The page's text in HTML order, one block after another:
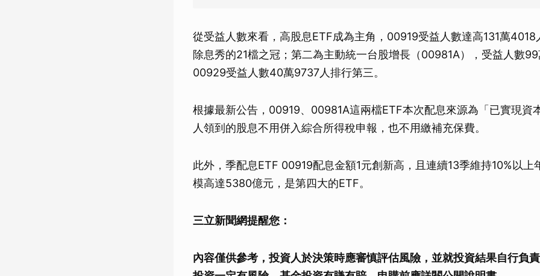
從受益人數來看，高股息ETF成為主角，00919受益人數達高131萬4018
除息秀的21檔之冠；第二為主動統一台股增長（00981A），受益人數
00929受益人數40萬9737人排行第三。
根據最新公告，00919、00981A這兩檔ETF本次配息來源為「已實現資
人領到的股息不用併入綜合所得稅申報，也不用繳補充保費。
此外，季配息ETF 00919配息金額1元創新高，且連續13季維持10%以上
模高達5380億元，是第四大的ETF。
三立新聞網提醒您：
內容僅供參考，投資人於決策時應審慎評估風險，並就投資結果自行負